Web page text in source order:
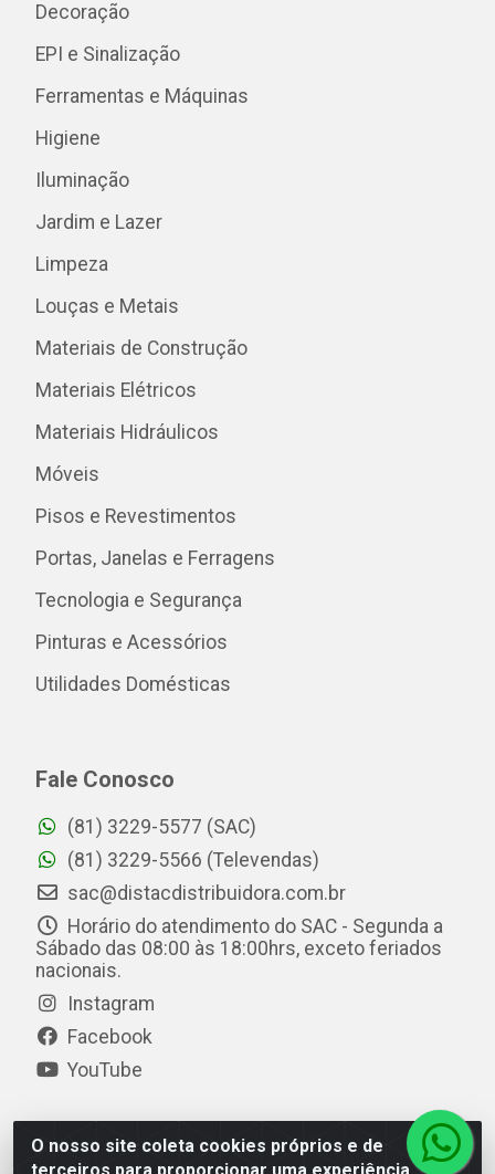
O nosso site coleta cookies próprios e de
Decoração
EPI e Sinalização
Ferramentas e Máquinas
Higiene
Iluminação
Jardim e Lazer
Limpeza
Louças e Metais
Materiais de Construção
Materiais Elétricos
Materiais Hidráulicos
Móveis
Pisos e Revestimentos
Portas, Janelas e Ferragens
Tecnologia e Segurança
Pinturas e Acessórios
Utilidades Domésticas
Fale Conosco
(81) 3229-5577 (SAC)
(81) 3229-5566 (Televendas)
sac@distacdistribuidora.com.br
Horário do atendimento do SAC - Segunda a
Sábado das 08:00 às 18:00hrs, exceto feriados
nacionais.
Instagram
Facebook
YouTube
Distac Distribuidora - Av. Durval de Góes Monteiro, 7049